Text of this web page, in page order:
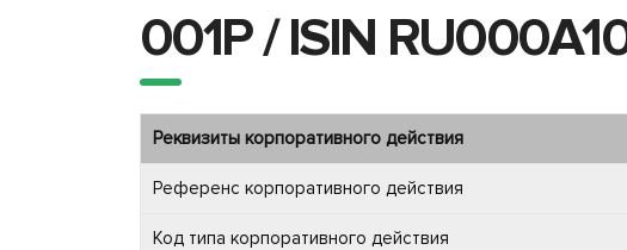
001P / ISIN
Реквизиты корпоративного действия
Референс корпоративного действия
Код типа корпоративного действия